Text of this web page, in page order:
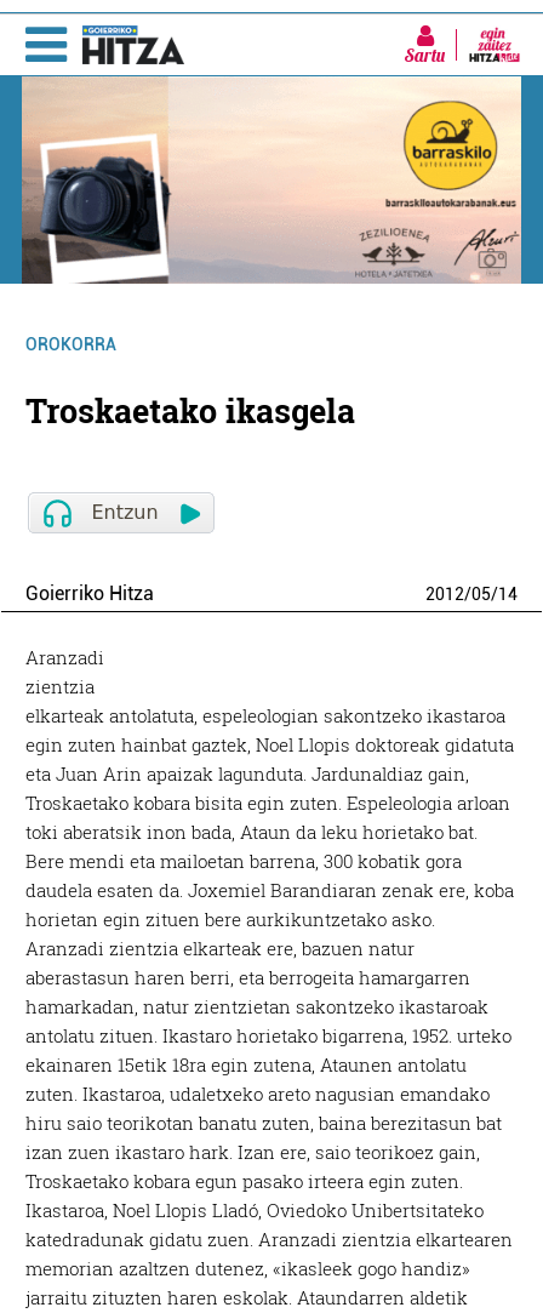
Sartu
OROKORRA
Troskaetako ikasgela
Goierriko Hitza 2012/05/14
Aranzadi
zientzia
elkarteak antolatuta, espeleologian sakontzeko ikastaroa
egin zuten hainbat gaztek, Noel Llopis doktoreak gidatuta
eta Juan Arin apaizak lagunduta. Jardunaldiaz gain,
Troskaetako kobara bisita egin zuten. Espeleologia arloan
toki aberatsik inon bada, Ataun da leku horietako bat.
Bere mendi eta mailoetan barrena, 300 kobatik gora
daudela esaten da. Joxemiel Barandiaran zenak ere, koba
horietan egin zituen bere aurkikuntzetako asko.
Aranzadi zientzia elkarteak ere, bazuen natur
aberastasun haren berri, eta berrogeita hamargarren
hamarkadan, natur zientzietan sakontzeko ikastaroak
antolatu zituen. Ikastaro horietako bigarrena, 1952. urteko
ekainaren 15etik 18ra egin zutena, Ataunen antolatu
zuten. Ikastaroa, udaletxeko areto nagusian emandako
hiru saio teorikotan banatu zuten, baina berezitasun bat
izan zuen ikastaro hark. Izan ere, saio teorikoez gain,
Troskaetako kobara egun pasako irteera egin zuten.
Ikastaroa, Noel Llopis Lladó, Oviedoko Unibertsitateko
katedradunak gidatu zuen. Aranzadi zientzia elkartearen
memorian azaltzen dutenez, «ikasleek gogo handiz»
jarraitu zituzten haren eskolak. Ataundarren aldetik